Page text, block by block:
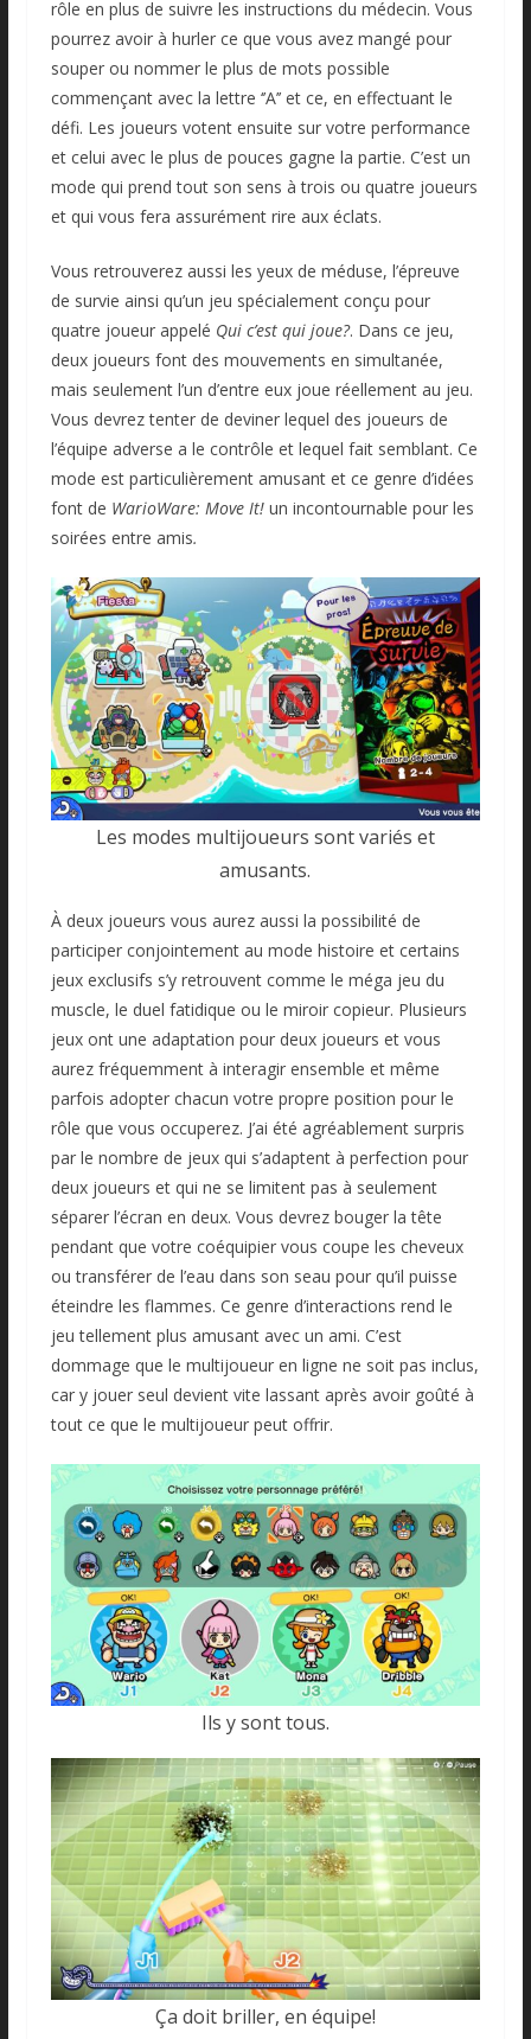
rôle en plus de suivre les instructions du médecin. Vous
pourrez avoir à hurler ce que vous avez mangé pour
souper ou nommer le plus de mots possible
commençant avec la lettre ‘’A’’ et ce, en effectuant le
défi. Les joueurs votent ensuite sur votre performance
et celui avec le plus de pouces gagne la partie. C’est un
mode qui prend tout son sens à trois ou quatre joueurs
et qui vous fera assurément rire aux éclats.
Vous retrouverez aussi les yeux de méduse, l’épreuve
de survie ainsi qu’un jeu spécialement conçu pour
quatre joueur appelé Qui c’est qui joue?. Dans ce jeu,
deux joueurs font des mouvements en simultanée,
mais seulement l’un d’entre eux joue réellement au jeu.
Vous devrez tenter de deviner lequel des joueurs de
l’équipe adverse a le contrôle et lequel fait semblant. Ce
mode est particulièrement amusant et ce genre d’idées
font de WarioWare: Move It! un incontournable pour les
soirées entre amis.
Les modes multijoueurs sont variés et
amusants.
À deux joueurs vous aurez aussi la possibilité de
participer conjointement au mode histoire et certains
jeux exclusifs s’y retrouvent comme le méga jeu du
muscle, le duel fatidique ou le miroir copieur. Plusieurs
jeux ont une adaptation pour deux joueurs et vous
aurez fréquemment à interagir ensemble et même
parfois adopter chacun votre propre position pour le
rôle que vous occuperez. J’ai été agréablement surpris
par le nombre de jeux qui s’adaptent à perfection pour
deux joueurs et qui ne se limitent pas à seulement
séparer l’écran en deux. Vous devrez bouger la tête
pendant que votre coéquipier vous coupe les cheveux
ou transférer de l’eau dans son seau pour qu’il puisse
éteindre les flammes. Ce genre d’interactions rend le
jeu tellement plus amusant avec un ami. C’est
dommage que le multijoueur en ligne ne soit pas inclus,
car y jouer seul devient vite lassant après avoir goûté à
tout ce que le multijoueur peut offrir.
Ils y sont tous.
Ça doit briller, en équipe!